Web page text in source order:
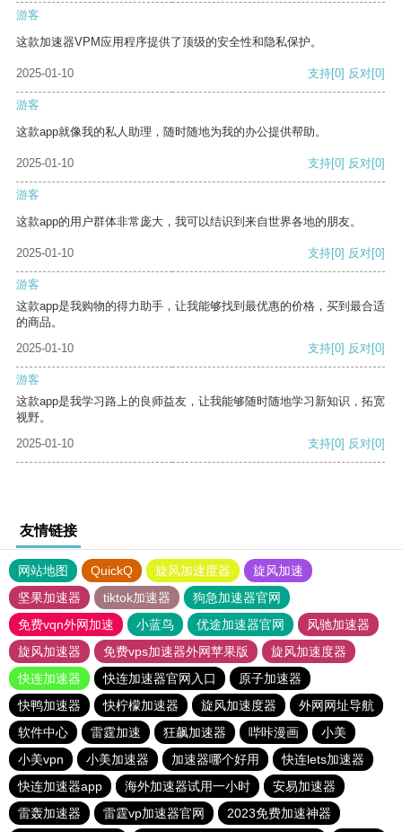
游客
这款加速器VPM应用程序提供了顶级的安全性和隐私保护。
2025-01-10 支持[0] 反对[0]
游客
这款app就像我的私人助理，随时随地为我的办公提供帮助。
2025-01-10 支持[0] 反对[0]
游客
这款app的用户群体非常庞大，我可以结识到来自世界各地的朋友。
2025-01-10 支持[0] 反对[0]
游客
这款app是我购物的得力助手，让我能够找到最优惠的价格，买到最合适
的商品。
2025-01-10
支持[0] 反对[0]
游客
这款app是我学习路上的良师益友，让我能够随时随地学习新知识，拓宽
视野。
2025-01-10
支持[0] 反对[0]
友情链接
网站地图 QuickQ 旋风加速度器
旋风加速
坚果加速器
tiktok加速器
狗急加速器官网
免费vqn外网加速
小蓝鸟 优途加速器官网
风驰加速器
旋风加速器
免费vps加速器外网苹果版
旋风加速度器
快连加速器
快连加速器官网入口
原子加速器
快鸭加速器
快柠檬加速器 旋风加速度器
外网网址导航
软件中心
雷霆加速 狂飙加速器 哔咔漫画
小美
小美vpn
小美加速器 加速器哪个好用
快连lets加速器
快连加速器app
海外加速器试用一小时
安易加速器
雷轰加速器
雷霆vp加速器官网 2023免费加速神器